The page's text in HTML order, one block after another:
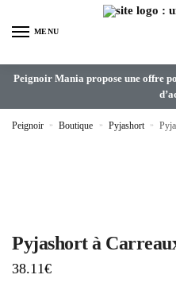
MENU
Peignoir Mania propose une offre
Peignoir » Boutique » Pyjashort »
Pyjashort à
38.11€